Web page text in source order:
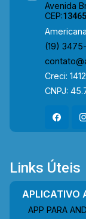
Avenida
CEP:
(19)
Creci:
CNPJ:
Links Úteis
APLICATIVO
APP PARA